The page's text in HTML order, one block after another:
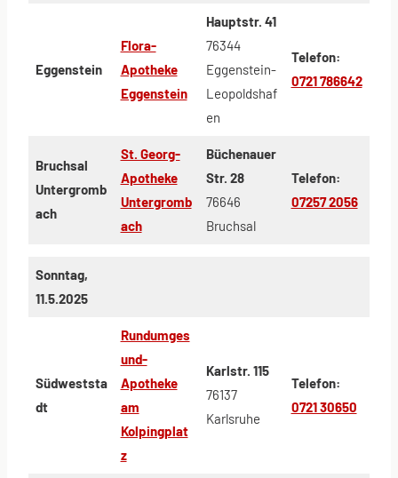
Eggenstein
Flora-
Apotheke
Eggenstein
Hauptstr. 41
76344
Eggenstein-
Leopoldshaf
en
Telefon:
0721 786642
Bruchsal
Untergromb
ach
St. Georg-
Apotheke
Untergromb
ach
Büchenauer
Str. 28
76646
Bruchsal
Telefon:
07257 2056
Sonntag,
11.5.2025
Südweststa
dt
Rundumges
und-
Apotheke
am
Kolpingplat
z
Karlstr. 115
76137
Karlsruhe
Telefon:
0721 30650